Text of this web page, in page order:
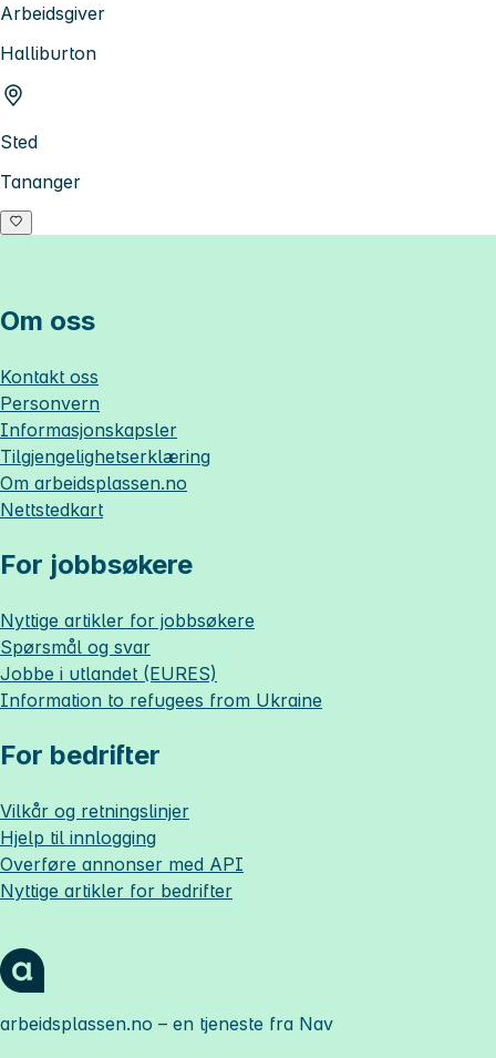
Arbeidsgiver
Halliburton
Sted
Tananger
Om oss
Kontakt oss
Personvern
Informasjonskapsler
Tilgjengelighetserklæring
Om arbeidsplassen.no
Nettstedkart
For jobbsøkere
Nyttige artikler for jobbsøkere
Spørsmål og svar
Jobbe i utlandet (EURES)
Information to refugees from Ukraine
For bedrifter
Vilkår og retningslinjer
Hjelp til innlogging
Overføre annonser med API
Nyttige artikler for bedrifter
arbeidsplassen.no – en tjeneste fra Nav